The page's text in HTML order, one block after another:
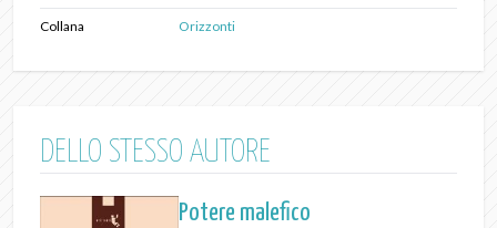
Collana Orizzonti
DELLO STESSO AUTORE
Potere malefico